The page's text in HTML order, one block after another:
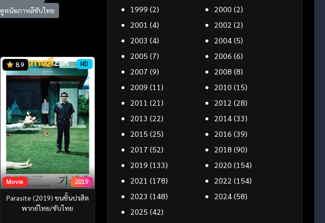
ดูหนังเกาหลีซับไทย
8.9 HD
Movie 2019
Parasite (2019) ชนชั้นปรสิต
พากย์ไทย/ซับไทย
1999 (2) 2000 (2)
2001 (4) 2002 (2)
2003 (4) 2004(5)
2005 (7) 2006 (6)
2007 (9) 2008 (8)
2009 (11) 2010 (15)
2011 (21) 2012 (28)
2013 (22) 2014(33)
2015 (25) 2016 (39)
2017 (52) 2018 (90)
2019 (133) 2020 (154)
2021 (178) 2022 (154)
2023 (148) 2024(58)
2025 (42)